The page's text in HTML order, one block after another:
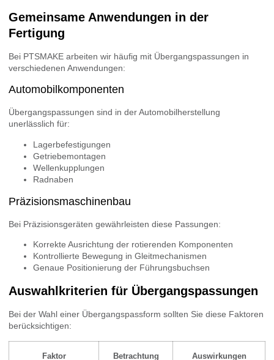
Gemeinsame Anwendungen in der
Fertigung
Bei PTSMAKE arbeiten wir häufig mit Übergangspassungen in
verschiedenen Anwendungen:
Automobilkomponenten
Übergangspassungen sind in der Automobilherstellung
unerlässlich für:
Lagerbefestigungen
Getriebemontagen
Wellenkupplungen
Radnaben
Präzisionsmaschinenbau
Bei Präzisionsgeräten gewährleisten diese Passungen:
Korrekte Ausrichtung der rotierenden Komponenten
Kontrollierte Bewegung in Gleitmechanismen
Genaue Positionierung der Führungsbuchsen
Auswahlkriterien für Übergangspassungen
Bei der Wahl einer Übergangspassform sollten Sie diese Faktoren
berücksichtigen:
Faktor Betrachtung Auswirkungen